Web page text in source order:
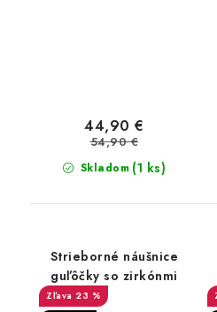
Skladom (1 ks)
44,90 €
54,90 €
Strieborné náušnice
guľôčky so zirkónmi
23 %